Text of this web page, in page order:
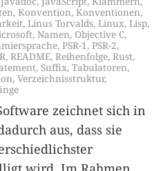
, Konvention, Konventionen,
, Linus Torvalds, Linux, Lisp,
, Namen, Objective C,
, PSR-1, PSR-2,
R, README, Reihenfolge, Rust,
, Suffix, Tabulatoren,
, Verzeichnisstruktur,
zeichnet sich in
aus, dass sie